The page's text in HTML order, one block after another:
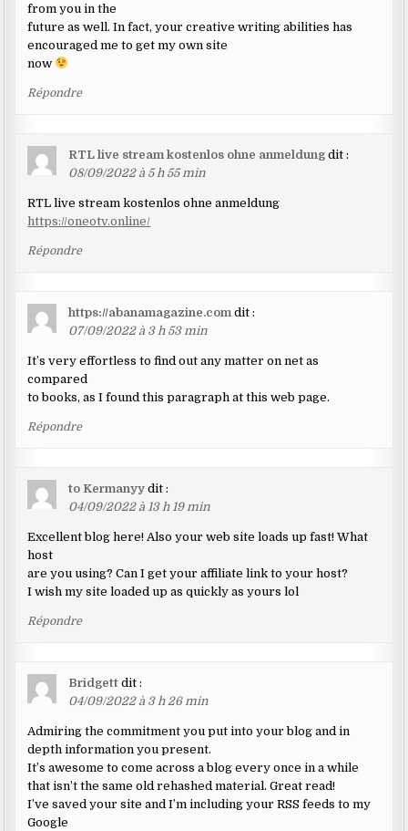
from you in the
future as well. In fact, your creative writing abilities has
encouraged me to get my own site
now
Répondre
RTL live stream kostenlos ohne anmeldung dit :
08/09/2022 à 5 h 55 min
RTL live stream kostenlos ohne anmeldung
https://oneotv.online/
Répondre
https://abanamagazine.com dit :
07/09/2022 à 3 h 53 min
It’s very effortless to find out any matter on net as
compared
to books, as I found this paragraph at this web page.
Répondre
to Kermanyy dit :
04/09/2022 à 13 h 19 min
Excellent blog here! Also your web site loads up fast! What
host
are you using? Can I get your affiliate link to your host?
I wish my site loaded up as quickly as yours lol
Répondre
Bridgett dit :
04/09/2022 à 3 h 26 min
Admiring the commitment you put into your blog and in
depth information you present.
It’s awesome to come across a blog every once in a while
that isn’t the same old rehashed material. Great read!
I’ve saved your site and I’m including your RSS feeds to my
Google